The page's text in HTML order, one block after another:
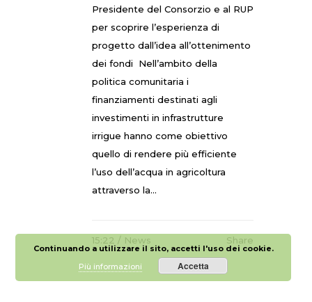
Presidente del Consorzio e al RUP
per scoprire l’esperienza di
progetto dall’idea all’ottenimento
dei fondi Nell’ambito della
politica comunitaria i
finanziamenti destinati agli
investimenti in infrastrutture
irrigue hanno come obiettivo
quello di rendere più efficiente
l’uso dell’acqua in agricoltura
attraverso la...
15:22 / News Share
Continuando a utilizzare il sito, accetti l'uso dei cookie.
Più informazioni
Accetta